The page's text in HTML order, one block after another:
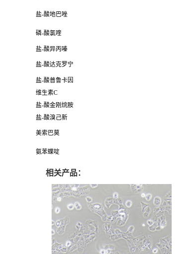
盐-酸地巴唑
磷-酸氯喹
盐-酸异丙嗪
盐-酸达克罗宁
盐-酸普鲁卡因
维生素C
盐-酸金刚烷胺
盐-酸溴己新
美索巴莫
氨苯蝶啶
相关产品：